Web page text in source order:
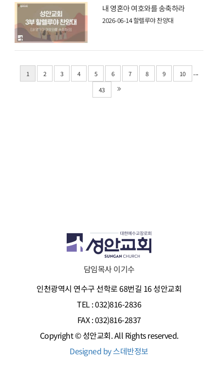
내 영혼아 여호와를 송축하라
2026-06-14할렐루야 찬양대
1 2 3 4 5 6 7 8 9 10 ...
43
담임목사 이기수
인천광역시 연수구 선학로 68번길 16 성안교회
TEL : 032)816-2836
FAX : 032)816-2837
Copyright © 성안교회. All Rights reserved.
Designed by 스데반정보